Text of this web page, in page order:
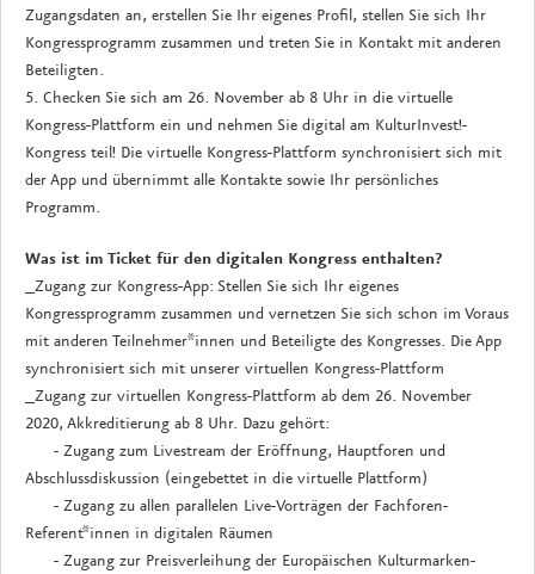
Zugangsdaten an, erstellen Sie Ihr eigenes Profil, stellen Sie sich Ihr
Kongressprogramm zusammen und treten Sie in Kontakt mit anderen
Beteiligten.
5. Checken Sie sich am 26. November ab 8 Uhr in die virtuelle
Kongress-Plattform ein und nehmen Sie digital am KulturInvest!-
Kongress teil! Die virtuelle Kongress-Plattform synchronisiert sich mit
der App und übernimmt alle Kontakte sowie Ihr persönliches
Programm.
Was ist im Ticket für den digitalen Kongress enthalten?
_Zugang zur Kongress-App: Stellen Sie sich Ihr eigenes
Kongressprogramm zusammen und vernetzen Sie sich schon im Voraus
mit anderen Teilnehmer*innen und Beteiligte des Kongresses. Die App
synchronisiert sich mit unserer virtuellen Kongress-Plattform
_Zugang zur virtuellen Kongress-Plattform ab dem 26. November
2020, Akkreditierung ab 8 Uhr. Dazu gehört:
- Zugang zum Livestream der Eröffnung, Hauptforen und
Abschlussdiskussion (eingebettet in die virtuelle Plattform)
- Zugang zu allen parallelen Live-Vorträgen der Fachforen-
Referent*innen in digitalen Räumen
- Zugang zur Preisverleihung der Europäischen Kulturmarken-